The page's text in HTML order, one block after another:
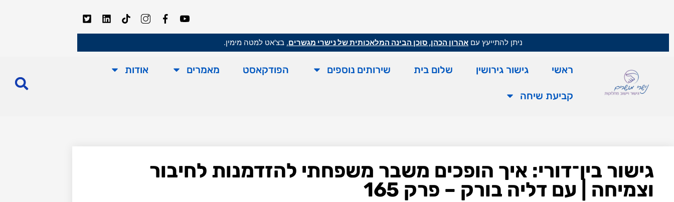
ניתן להתייעץ עם אהרון הכהן, סוכן הבינה המלאכותית של נישרי מגשרים, בצ'אט למטה מימין.
ראשי גישור גירושין שלום בית שירותים נוספים הפודקאסט מאמרים אודות
קביעת שיחה
גישור בין־דורי: איך הופכים משבר משפחתי להזדמנות לחיבור
וצמיחה | עם דליה בורק – פרק 165